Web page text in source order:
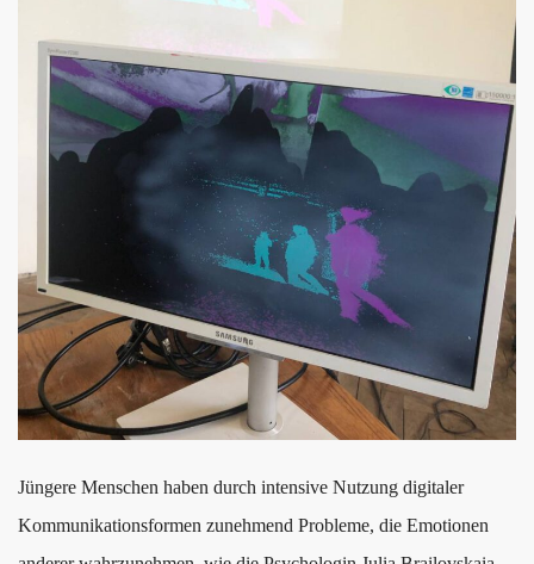
Jüngere Menschen haben durch intensive Nutzung digitaler
Kommunikationsformen zunehmend Probleme, die Emotionen